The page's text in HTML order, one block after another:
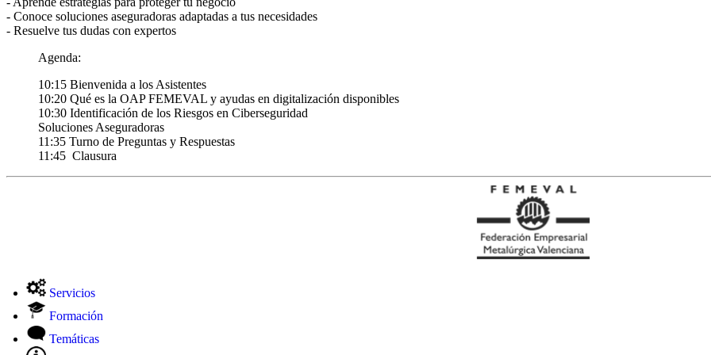
- Conoce soluciones aseguradoras adaptadas a tus necesidades
- Resuelve tus dudas con expertos
Agenda:
10:15 Bienvenida a los Asistentes
10:20 Qué es la OAP FEMEVAL y ayudas en digitalización disponibles
10:30 Identificación de los Riesgos en Ciberseguridad
Soluciones Aseguradoras
11:35 Turno de Preguntas y Respuestas
11:45 Clausura
Servicios
Formación
Temáticas